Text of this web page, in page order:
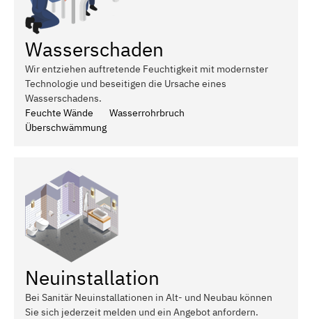
Wasserschaden
Wir entziehen auftretende Feuchtigkeit mit modernster
Technologie und beseitigen die Ursache eines
Wasserschadens.
Feuchte Wände
Wasserrohrbruch
Überschwämmung
Neuinstallation
Bei Sanitär Neuinstallationen in Alt- und Neubau können
Sie sich jederzeit melden und ein Angebot anfordern.